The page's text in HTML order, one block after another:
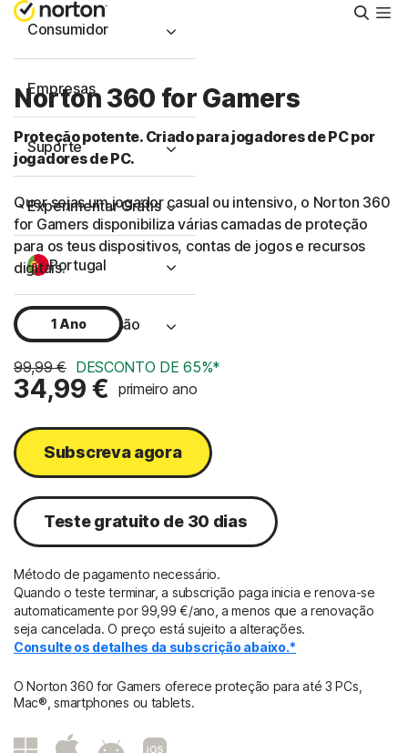
Consumidor
Empresas
Suporte
Experimentar Grátis
Portugal
Iniciar Sessão
Norton 360 for Gamers
Proteção potente. Criado para jogadores de PC por
jogadores de PC.
Quer sejas um jogador casual ou intensivo, o Norton 360
for Gamers disponibiliza várias camadas de proteção
para os teus dispositivos, contas de jogos e recursos
digitais.
1 Ano
99,99 € DESCONTO DE 65%*
34,99 € primeiro ano
Subscreva agora
Teste gratuito de 30 dias
Método de pagamento necessário.
Quando o teste terminar, a subscrição paga inicia e renova-se
automaticamente por 99,99 €/ano, a menos que a renovação
seja cancelada. O preço está sujeito a alterações.
Consulte os detalhes da subscrição abaixo.*
O Norton 360 for Gamers oferece proteção para até 3 PCs,
Mac®, smartphones ou tablets.